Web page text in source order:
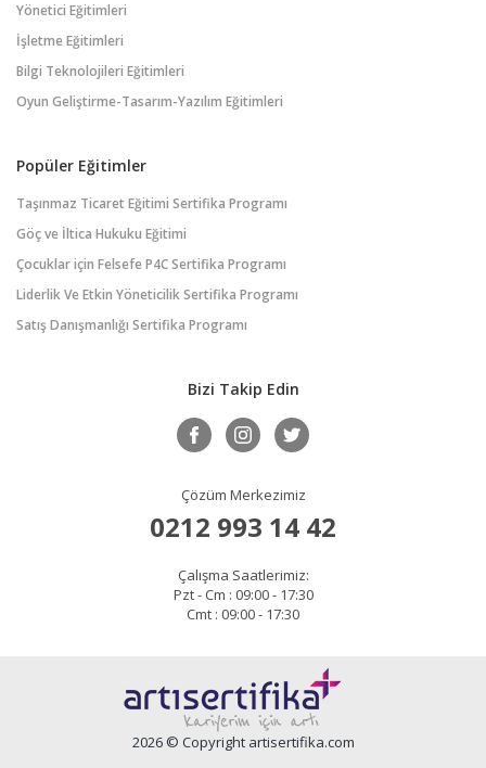
Yönetici Eğitimleri
İşletme Eğitimleri
Bilgi Teknolojileri Eğitimleri
Oyun Geliştirme-Tasarım-Yazılım Eğitimleri
Popüler Eğitimler
Taşınmaz Ticaret Eğitimi Sertifika Programı
Göç ve İltica Hukuku Eğitimi
Çocuklar için Felsefe P4C Sertifika Programı
Liderlik Ve Etkin Yöneticilik Sertifika Programı
Satış Danışmanlığı Sertifika Programı
Bizi Takip Edin
Çözüm Merkezimiz
0212 993 14 42
Çalışma Saatlerimiz:
Pzt - Cm : 09:00 - 17:30
Cmt : 09:00 - 17:30
2026 © Copyright artisertifika.com